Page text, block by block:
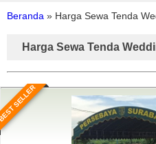
Beranda » Harga Sewa Tenda
Harga Sewa Tenda
SELLER